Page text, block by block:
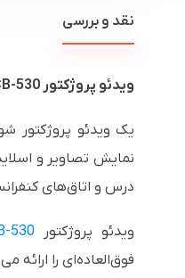
نقد و بررسی
ویدئو پروژکتور 530
یک ویدئو پروژکتور
نمایش تصاویر و
درس و اتاق‌های
ویدئو پروژکتور 530
فوق‌العاده‌ای را ارائه